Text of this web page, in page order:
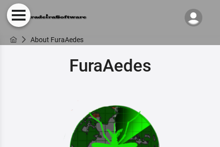
About FuraAedes
FuraAedes